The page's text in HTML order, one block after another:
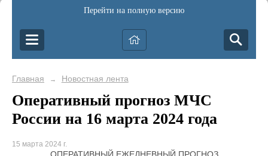
Перейти на полную версию
Главная → Новостная лента
Оперативный прогноз МЧС
России на 16 марта 2024 года
15 марта 2024 г.